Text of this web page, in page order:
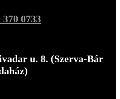
370 0733
u. 8. (Szerva-Bár